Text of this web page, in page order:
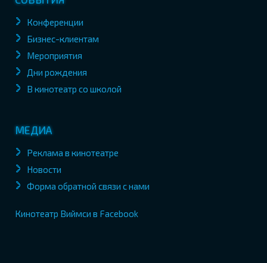
Конференции
Бизнес-клиентам
Мероприятия
Дни рождения
В кинотеатр со школой
МЕДИА
Реклама в кинотеатре
Новости
Форма обратной связи с нами
Кинотеатр Виймси в Facebook